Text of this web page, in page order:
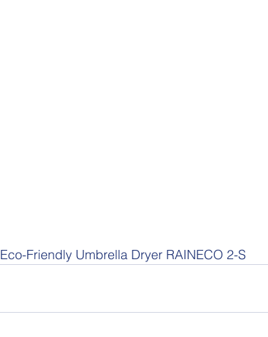
Eco-Friendly Umbrella Dryer RAINECO 2-S